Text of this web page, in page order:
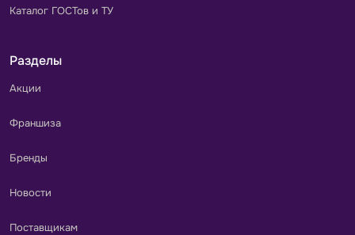
Каталог ГОСТов и ТУ
Разделы
Акции
Франшиза
Бренды
Новости
Поставщикам